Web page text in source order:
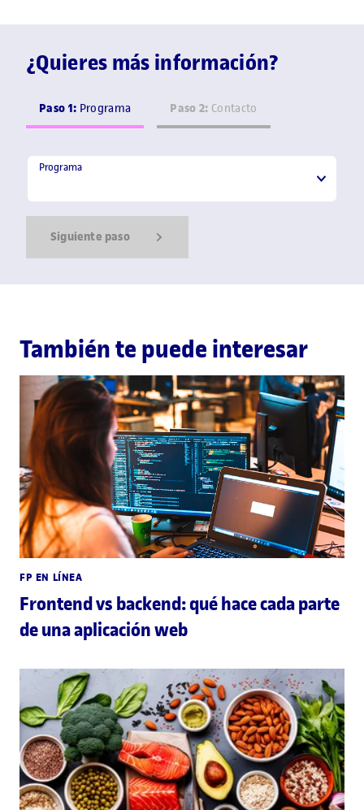
¿Quieres más información?
Paso 1: Programa Paso 2: Contacto
Programa
Programa
Siguiente paso
También te puede interesar
FP EN LÍNEA
Frontend vs backend: qué hace cada parte
de una aplicación web